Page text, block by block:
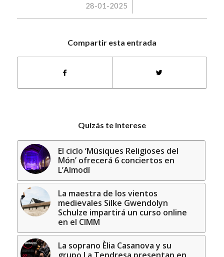
28-01-2025
/
Compartir esta entrada
Quizás te interese
El ciclo ‘Músiques Religioses del
Món’ ofrecerá 6 conciertos en
L’Almodí
La maestra de los vientos
medievales Silke Gwendolyn
Schulze impartirá un curso online
en el CIMM
La soprano Èlia Casanova y su